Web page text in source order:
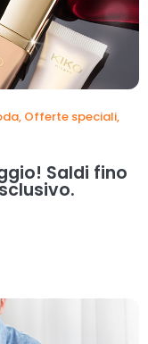
, Offerte speciali,
Saldi fino